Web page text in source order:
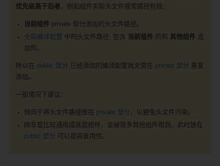
优先级高于后者 ，例如组件实际头文件搜索路径包括：
当前组件 private 部分添加的头文件路径。
全局编译配置 中的头文件路径, 包含 当前组件 的和 其他组件 追
加的。
所以在 public 部分 已经添加的编译配置就无需在 private 部分 重复
添加。
一般情况下建议：
倾向于将头文件路径放在 private 部分 ，以避免头文件污染。
除非是比较通用或底层组件，会被很多其他组件用到，此时放在
public 部分 可以提高复用性。